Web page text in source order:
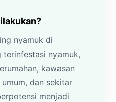
nyamuk di
nyamuk,
kawasan
dan sekitar
menjadi